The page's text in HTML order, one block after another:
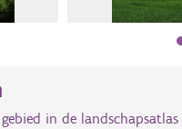
in de landschapsatlas